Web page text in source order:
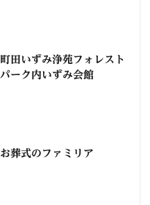
町田いずみ浄苑フォレスト
パーク内いずみ会館
お葬式のファミリア